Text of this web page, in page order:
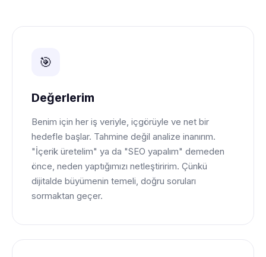
🎯
Değerlerim
Benim için her iş veriyle, içgörüyle ve net bir
hedefle başlar. Tahmine değil analize inanırım.
"İçerik üretelim" ya da "SEO yapalım" demeden
önce, neden yaptığımızı netleştiririm. Çünkü
dijitalde büyümenin temeli, doğru soruları
sormaktan geçer.